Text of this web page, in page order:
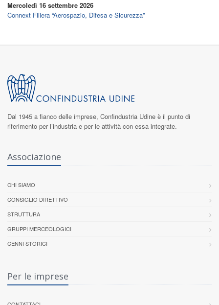
Mercoledì 16 settembre 2026
Connext Filiera “Aerospazio, Difesa e Sicurezza”
Dal 1945 a fianco delle imprese, Confindustria Udine è il punto di
riferimento per l’industria e per le attività con essa integrate.
Associazione
CHI SIAMO
CONSIGLIO DIRETTIVO
STRUTTURA
GRUPPI MERCEOLOGICI
CENNI STORICI
Per le imprese